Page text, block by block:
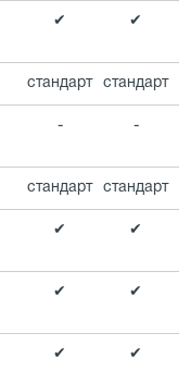
✔ ✔
стандарт стандарт
- -
стандарт стандарт
✔ ✔
✔ ✔
✔ ✔